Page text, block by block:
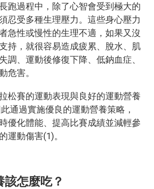
跑過程中，除了心智會受到極大的
忍受多種生理壓力。這些身心壓力
急性或慢性的生理不適，如果又沒
持，就很容易造成疲累、脫水、肌
調、運動後修復下降、低鈉血症、
危害。
松賽的運動表現與良好的運動營養
通過實施優良的運動營養策略，
優化體能、提高比賽成績並減輕參
運動傷害(1)。
怎麼吃？